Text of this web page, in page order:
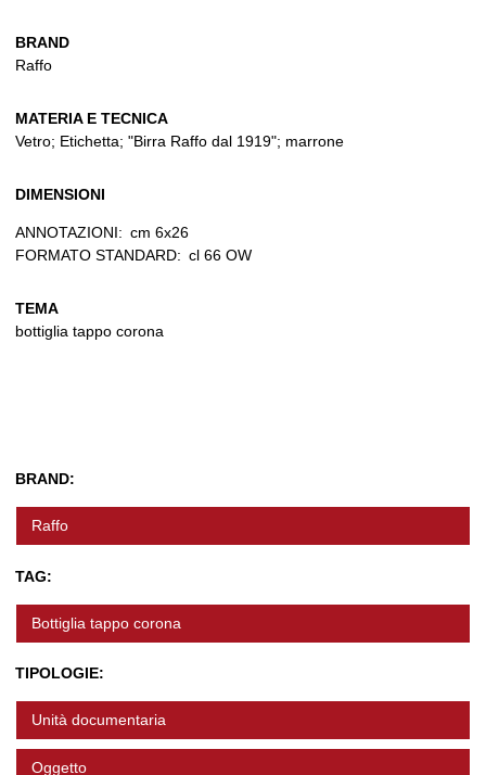
BRAND
Raffo
MATERIA E TECNICA
Vetro; Etichetta; "Birra Raffo dal 1919"; marrone
DIMENSIONI
ANNOTAZIONI: cm 6x26
FORMATO STANDARD: cl 66 OW
TEMA
bottiglia tappo corona
BRAND:
Raffo
TAG:
Bottiglia tappo corona
TIPOLOGIE:
Unità documentaria
Oggetto